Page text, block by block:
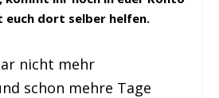
euch dort selber helfen.
nicht mehr
schon mehre Tage